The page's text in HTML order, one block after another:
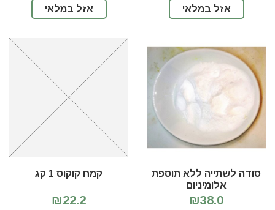
אזל במלאי אזל במלאי
סודה לשתייה ללא תוספת
אלומיניום
₪38.0
קמח קוקוס 1 קג
₪22.2